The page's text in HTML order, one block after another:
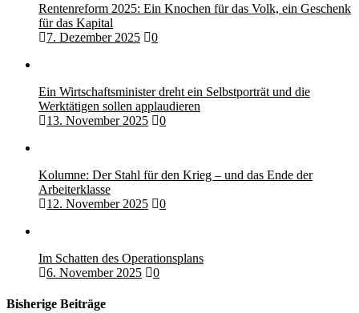
Rentenreform 2025: Ein Knochen für das Volk, ein Geschenk
für das Kapital
7. Dezember 2025
0
Ein Wirtschaftsminister dreht ein Selbstporträt und die
Werktätigen sollen applaudieren
13. November 2025
0
Kolumne: Der Stahl für den Krieg – und das Ende der
Arbeiterklasse
12. November 2025
0
Im Schatten des Operationsplans
6. November 2025
0
Bisherige Beiträge